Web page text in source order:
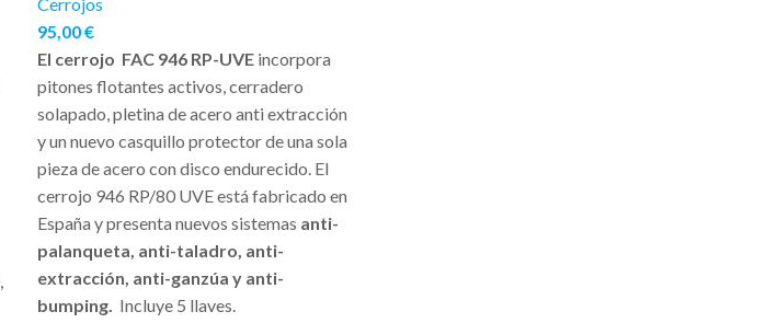
95,00€
El cerrojo FAC 946 RP-UVEincorpora
pitones flotantes activos, cerradero
solapado, pletina de acero anti extracción
y un nuevo casquillo protector de una sola
pieza de acero con disco endurecido. El
cerrojo 946 RP/80 UVE está fabricado en
España y presenta nuevos sistemas anti-
palanqueta, anti-taladro, anti-
extracción, anti-ganzúa y anti-
bumping. Incluye 5 llaves.